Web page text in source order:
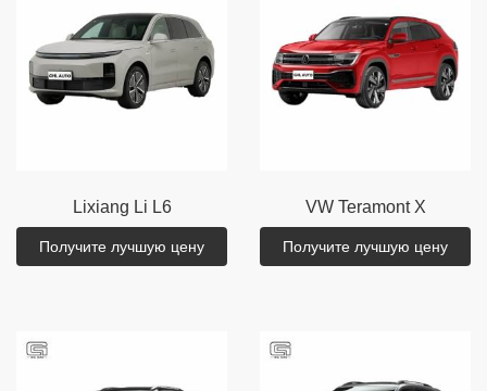
Lixiang Li L6
Получите лучшую цену
VW Teramont X
Получите лучшую цену